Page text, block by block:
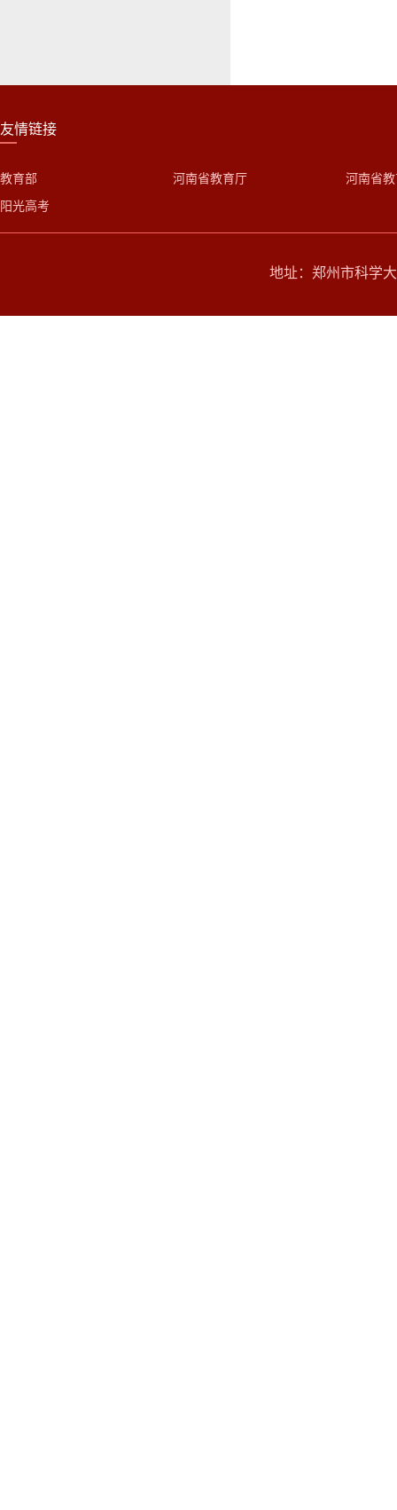
友情链接
教育部
阳光高考
河南省教育厅 河南省
地址：郑州市科学